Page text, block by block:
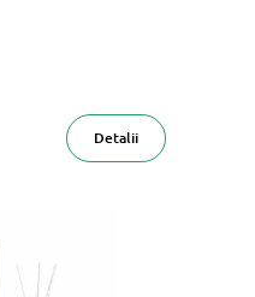
Detalii